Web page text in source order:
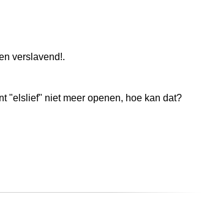
verslavend!.
"elslief" niet meer openen, hoe kan dat?